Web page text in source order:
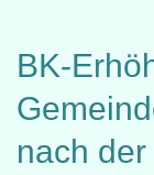
BK-
nach